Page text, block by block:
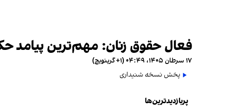
فعال حقوق زنان: مهم‌ترین پیامد
۱۷ سرطان ۱۴۰۵، ۰۴:۴۹ (‎+۱ گرینویچ)
پخش نسخه شنیداری
پربازدیدترین‌ها